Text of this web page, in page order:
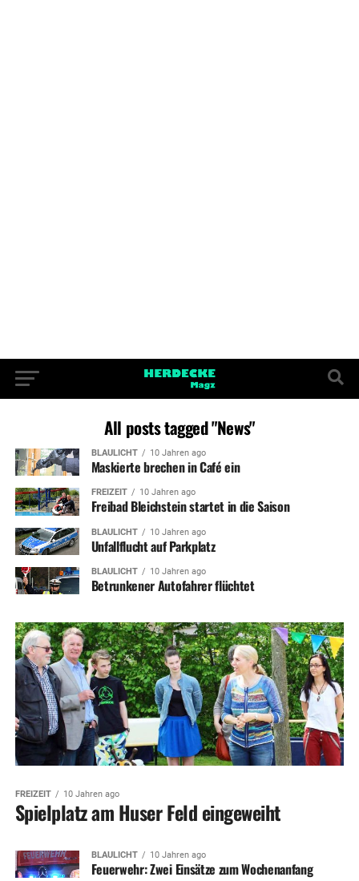
All posts tagged "News"
BLAULICHT 10 Jahren ago
Maskierte brechen in Café ein
FREIZEIT 10 Jahren ago
Freibad Bleichstein startet in die Saison
BLAULICHT 10 Jahren ago
Unfallflucht auf Parkplatz
BLAULICHT 10 Jahren ago
Betrunkener Autofahrer flüchtet
FREIZEIT 10 Jahren ago
Spielplatz am Huser Feld eingeweiht
BLAULICHT 10 Jahren ago
Feuerwehr: Zwei Einsätze zum Wochenanfang